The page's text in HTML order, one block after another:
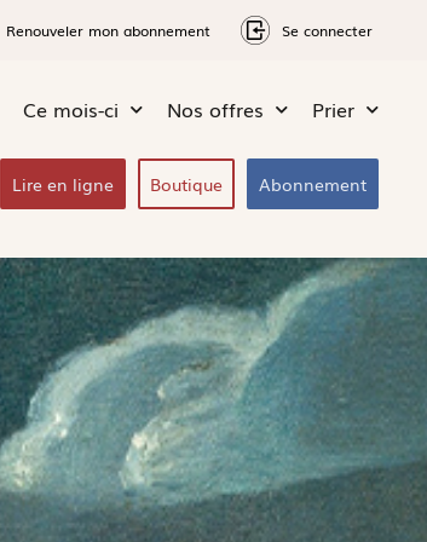
Renouveler mon abonnement Se connecter
Ce mois-ci Nos offres Prier
Lire en ligne Boutique Abonnement